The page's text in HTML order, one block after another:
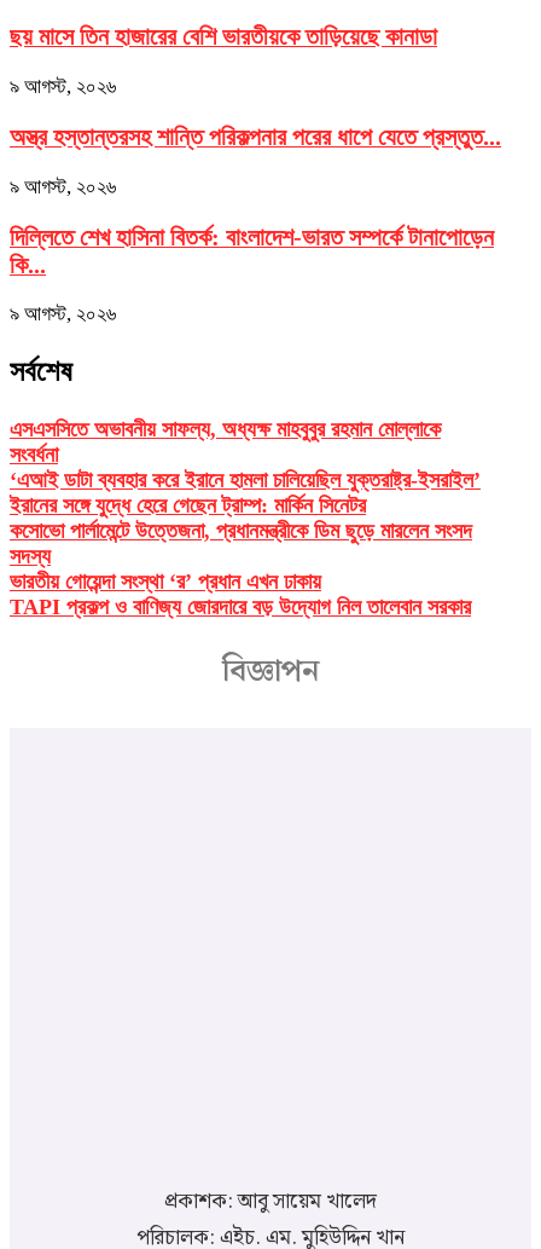
ছয় মাসে তিন হাজারের বেশি ভারতীয়কে তাড়িয়েছে কানাডা
৯ আগস্ট, ২০২৬
অস্ত্র হস্তান্তরসহ শান্তি পরিকল্পনার পরের ধাপে যেতে প্রস্তুত...
৯ আগস্ট, ২০২৬
দিল্লিতে শেখ হাসিনা বিতর্ক: বাংলাদেশ-ভারত সম্পর্কে টানাপোড়েন
কি...
৯ আগস্ট, ২০২৬
সর্বশেষ
এসএসসিতে অভাবনীয় সাফল্য, অধ্যক্ষ মাহবুবুর রহমান মোল্লাকে
সংবর্ধনা
‘এআই ডাটা ব্যবহার করে ইরানে হামলা চালিয়েছিল যুক্তরাষ্ট্র-ইসরাইল’
ইরানের সঙ্গে যুদ্ধে হেরে গেছেন ট্রাম্প: মার্কিন সিনেটর
কসোভো পার্লামেন্টে উত্তেজনা, প্রধানমন্ত্রীকে ডিম ছুড়ে মারলেন সংসদ
সদস্য
ভারতীয় গোয়েন্দা সংস্থা ‘র’ প্রধান এখন ঢাকায়
TAPI প্রকল্প ও বাণিজ্য জোরদারে বড় উদ্যোগ নিল তালেবান সরকার
বিজ্ঞাপন
প্রকাশক: আবু সায়েম খালেদ
পরিচালক: এইচ. এম. মুহিউদ্দিন খান